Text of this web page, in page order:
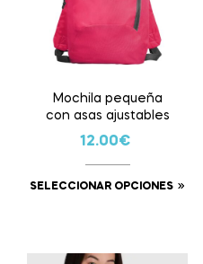
Mochila pequeña
con asas ajustables
12.00€
SELECCIONAR OPCIONES